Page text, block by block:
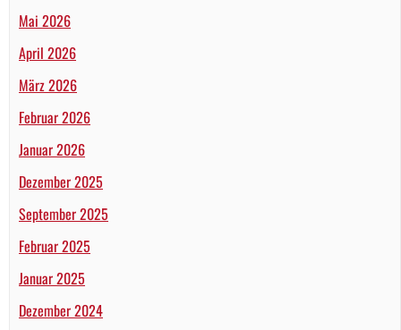
Mai 2026
April 2026
März 2026
Februar 2026
Januar 2026
Dezember 2025
September 2025
Februar 2025
Januar 2025
Dezember 2024